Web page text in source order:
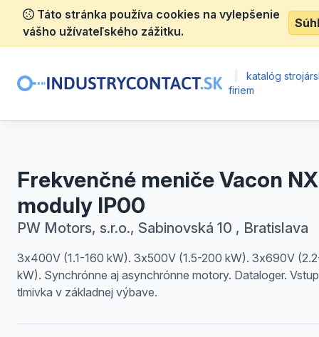
Táto stránka používa cookies na vylepšenie
vášho užívateľského zážitku.
katalóg
firiem
Frekvenčné meniče Vacon
moduly IP00
PW Motors, s.r.o., Sabinovská 10 , Bratislava
3x400V (1.1-160 kW). 3x500V (1.5-200 kW). 3x690V
kW). Synchrónne aj asynchrónne motory. Dataloger.
tlmivka v základnej výbave.